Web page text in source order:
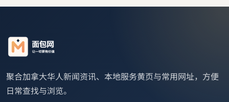
聚合加拿大华人新闻资讯、本地服务黄页与常用网址，方便
日常查找与浏览。